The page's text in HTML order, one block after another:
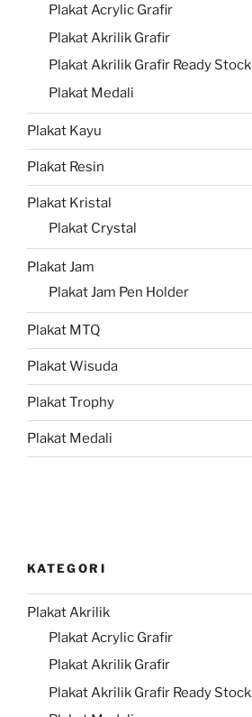
Plakat Acrylic Grafir
Plakat Akrilik Grafir
Plakat Akrilik Grafir Ready Stock
Plakat Medali
Plakat Kayu
Plakat Resin
Plakat Kristal
Plakat Crystal
Plakat Jam
Plakat Jam Pen Holder
Plakat MTQ
Plakat Wisuda
Plakat Trophy
Plakat Medali
KATEGORI
Plakat Akrilik
Plakat Acrylic Grafir
Plakat Akrilik Grafir
Plakat Akrilik Grafir Ready Stock